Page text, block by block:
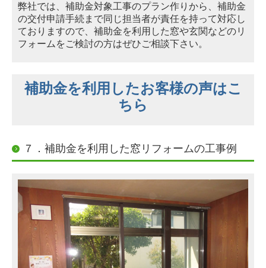
弊社では、補助金対象工事のプラン作りから、補助金
の交付申請手続まで同じ担当者が責任を持って対応し
ておりますので、補助金を利用した窓や玄関などのリ
フォームをご検討の方はぜひご相談下さい。
補助金を利用したお客様の声はこ
ちら
７．補助金を利用した窓リフォームの工事例